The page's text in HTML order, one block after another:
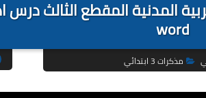
ابتدائي في التربية المدنية المقطع
word
مذكرات 3 ابتدائي